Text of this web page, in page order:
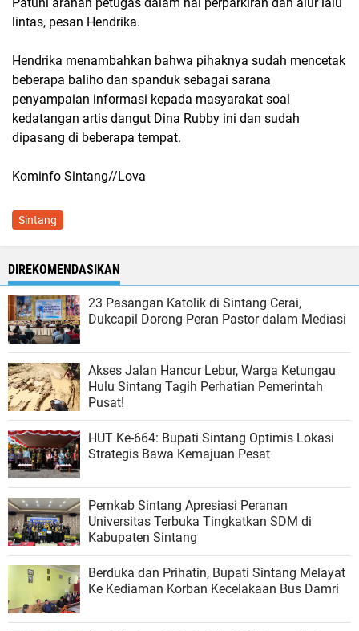
lintas, pesan Hendrika.
Hendrika menambahkan bahwa pihaknya sudah mencetak
beberapa baliho dan spanduk sebagai sarana
penyampaian informasi kepada masyarakat soal
kedatangan artis dangut Dina Rubby ini dan sudah
dipasang di beberapa tempat.
Kominfo Sintang//Lova
Sintang
DIREKOMENDASIKAN
23 Pasangan Katolik di Sintang Cerai,
Dukcapil Dorong Peran Pastor dalam Mediasi
Akses Jalan Hancur Lebur, Warga Ketungau
Hulu Sintang Tagih Perhatian Pemerintah
Pusat!
HUT Ke-664: Bupati Sintang Optimis Lokasi
Strategis Bawa Kemajuan Pesat
Pemkab Sintang Apresiasi Peranan
Universitas Terbuka Tingkatkan SDM di
Kabupaten Sintang
Berduka dan Prihatin, Bupati Sintang Melayat
Ke Kediaman Korban Kecelakaan Bus Damri